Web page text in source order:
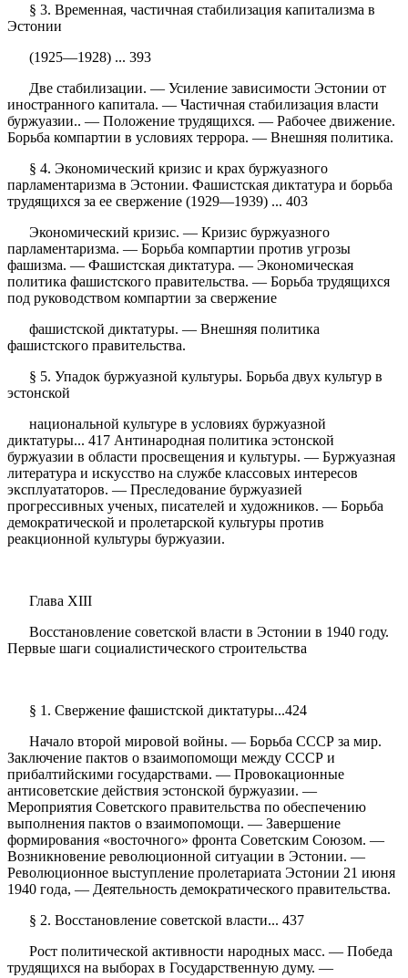
§ 3. Временная, частичная стабилизация капитализма в
Эстонии
(1925—1928) ... 393
Две стабилизации. — Усиление зависимости Эстонии от
иностранного капитала. — Частичная стабилизация власти
буржуазии.. — Положение трудящихся. — Рабочее движение.
Борьба компартии в условиях террора. — Внешняя политика.
§ 4. Экономический кризис и крах буржуазного
парламентаризма в Эстонии. Фашистская диктатура и борьба
трудящихся за ее свержение (1929—1939) ... 403
Экономический кризис. — Кризис буржуазного
парламентаризма. — Борьба компартии против угрозы
фашизма. — Фашистская диктатура. — Экономическая
политика фашистского правительства. — Борьба трудящихся
под руководством компартии за свержение
фашистской диктатуры. — Внешняя политика
фашистского правительства.
§ 5. Упадок буржуазной культуры. Борьба двух культур в
эстонской
национальной культуре в условиях буржуазной
диктатуры... 417 Антинародная политика эстонской
буржуазии в области просвещения и культуры. — Буржуазная
литература и искусство на службе классовых интересов
эксплуататоров. — Преследование буржуазией
прогрессивных ученых, писателей и художников. — Борьба
демократической и пролетарской культуры против
реакционной культуры буржуазии.
Глава XIII
Восстановление советской власти в Эстонии в 1940 году.
Первые шаги социалистического строительства
§ 1. Свержение фашистской диктатуры...424
Начало второй мировой войны. — Борьба СССР за мир.
Заключение пактов о взаимопомощи между СССР и
прибалтийскими государствами. — Провокационные
антисоветские действия эстонской буржуазии. —
Мероприятия Советского правительства по обеспечению
выполнения пактов о взаимопомощи. — Завершение
формирования «восточного» фронта Советским Союзом. —
Возникновение революционной ситуации в Эстонии. —
Революционное выступление пролетариата Эстонии 21 июня
1940 года, — Деятельность демократического правительства.
§ 2. Восстановление советской власти... 437
Рост политической активности народных масс. — Победа
трудящихся на выборах в Государственную думу. —